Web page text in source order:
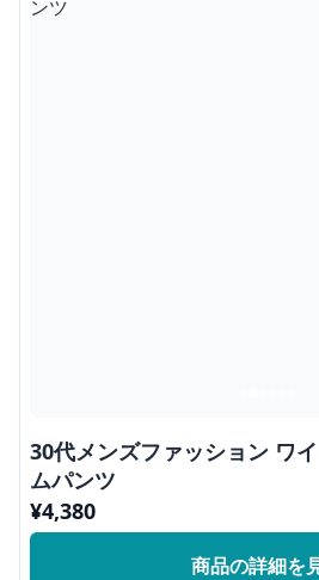
30代メンズファッション ワ
ムパンツ
¥4,380
商品の詳細を